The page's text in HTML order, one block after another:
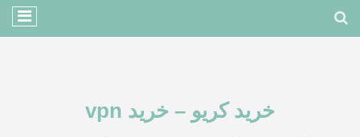
خرید کریو – خرید vpn